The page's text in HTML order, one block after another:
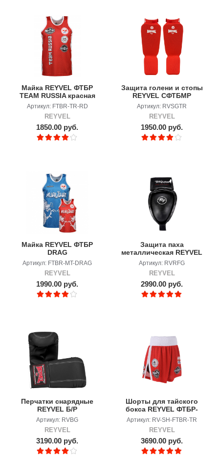
Майка REYVEL ФТБР
TEAM RUSSIA красная
Артикул: FTBR-TR-RD
REYVEL
1850.00 руб.
Защита голени и стопы
REYVEL СФТБМР
Артикул: RVSGTR
REYVEL
1950.00 руб.
Майка REYVEL ФТБР
DRAG
Артикул: FTBR-MT-DRAG
REYVEL
1990.00 руб.
Защита паха
металлическая REYVEL
RF
Артикул: RVRFG
REYVEL
2990.00 руб.
Перчатки снарядные
REYVEL Б/Р
Артикул: RVBG
REYVEL
3190.00 руб.
Шорты для тайского
бокса REYVEL ФТБР-
TEAM RUSSIA
Артикул: RV-SH-FTBR-TR
REYVEL
3690.00 руб.